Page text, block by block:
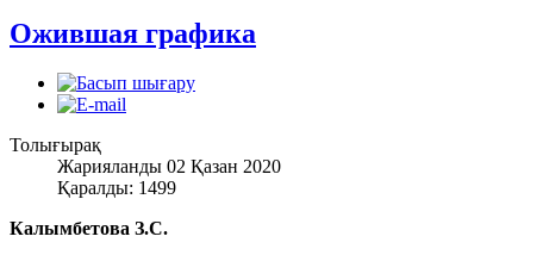
Ожившая графика
Толығырақ
Жарияланды 02 Қазан 2020
Қаралды: 1499
Калымбетова З.С.